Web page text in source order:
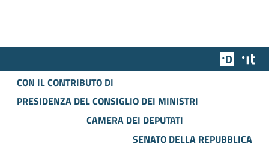
Team
CON IL CONTRIBUTO DI
PRESIDENZA DEL CONSIGLIO DEI MINISTRI
CAMERA DEI DEPUTATI
SENATO DELLA REPUBBLICA